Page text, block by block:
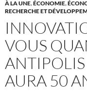
À LA UNE,ÉCONOMIE,
RECHERCHE ET
VOUS
AURA 50